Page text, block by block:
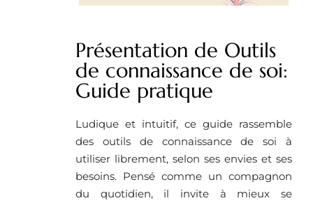
Présentation de Outils
de connaissance de soi:
Guide pratique
Ludique et intuitif, ce guide rassemble
des outils de connaissance de soi à
utiliser librement, selon ses envies et ses
besoins. Pensé comme un compagnon
du quotidien, il invite à mieux se